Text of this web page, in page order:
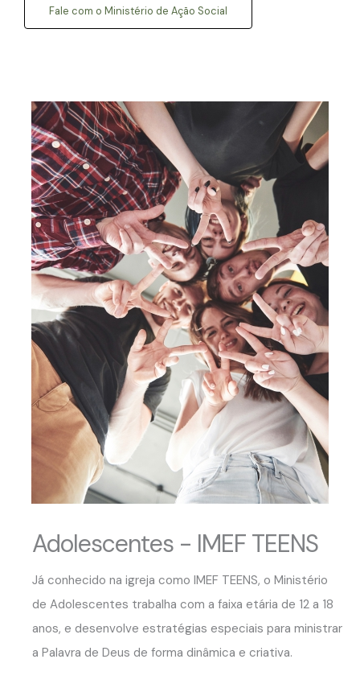
Fale com o Ministério de Ação Social
Adolescentes - IMEF TEENS
Já conhecido na igreja como IMEF TEENS, o Ministério
de Adolescentes trabalha com a faixa etária de 12 a 18
anos, e desenvolve estratégias especiais para ministrar
a Palavra de Deus de forma dinâmica e criativa.